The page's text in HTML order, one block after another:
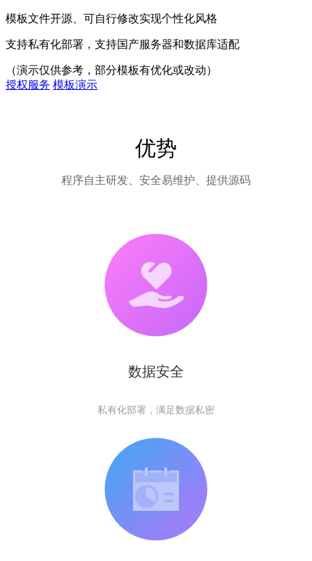
模板文件开源、可自行修改实现个性化风格
支持私有化部署，支持国产服务器和数据库适配
（演示仅供参考，部分模板有优化或改动）
授权服务 模板演示
优势
程序自主研发、安全易维护、提供源码
数据安全
私有化部署，满足数据私密